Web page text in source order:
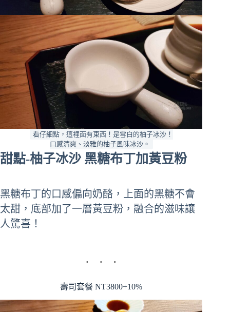
看仔細點，這裡面有東西！是雪白的柚子冰沙！
口感清爽、淡雅的柚子風味冰沙。
甜點-柚子冰沙 黑糖布丁加黃豆粉
黑糖布丁的口感偏向奶酪，上面的黑糖不會
太甜，底部加了一層黃豆粉，融合的滋味讓
人驚喜！
壽司套餐 NT3800+10%